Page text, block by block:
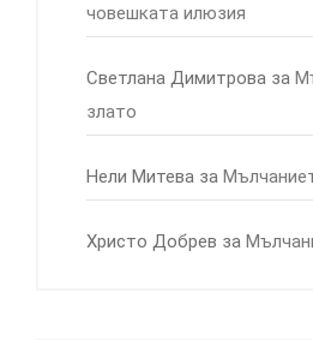
човешката илюзия
Светлана Димитрова за
злато
Нели Митева за
Христо Добрев за